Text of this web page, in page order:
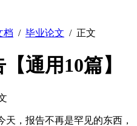
档 / 毕业论文 / 正文
通用10篇】
，报告不再是罕见的东西，